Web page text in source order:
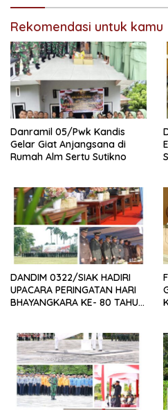
Rekomendasi untuk kamu
Danramil 05/Pwk Kandis
Gelar Giat Anjangsana di
Rumah Alm Sertu Sutikno
DANDIM 0322/SIAK HADIRI
UPACARA PERINGATAN HARI
BHAYANGKARA KE- 80 TAHUN